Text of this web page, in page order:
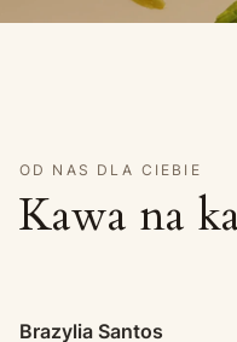
OD NAS DLA CIEBIE
Kawa na
Brazylia Santos